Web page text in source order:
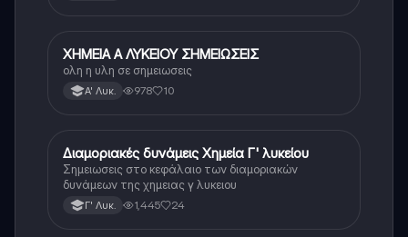
Χημεία
ΧΗΜΕΙΑ Α ΛΥΚΕΙΟΥ ΣΗΜΕΙΩΣΕΙΣ
ολη η υλη σε σημειωσεις
Α' Λυκ. 978 10
Χημεία
Διαμοριακές δυνάμεις Χημεία Γ' λυκείου
Σημειωσεις στο κεφάλαιο των διαμοριακών
δυνάμεων της χημειας γ λυκειου
Γ' Λυκ. 1,445 24